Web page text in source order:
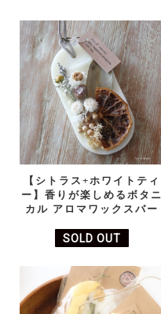
【シトラス+ホワイトティ
ー】香りが楽しめるボタニ
カル アロマワックスバー
SOLD OUT